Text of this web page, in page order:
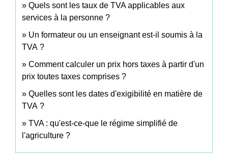
Quels sont les taux de TVA applicables aux
services à la personne ?
Un formateur ou un enseignant est-il soumis à la
TVA ?
Comment calculer un prix hors taxes à partir d'un
prix toutes taxes comprises ?
Quelles sont les dates d'exigibilité en matière de
TVA ?
TVA : qu'est-ce-que le régime simplifié de
l'agriculture ?